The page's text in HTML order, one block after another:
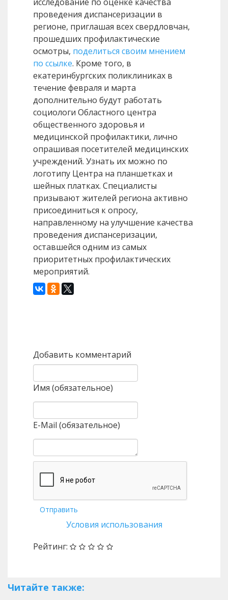
исследование по оценке качества
проведения диспансеризации в
регионе, приглашая всех свердловчан,
прошедших профилактические
осмотры, поделиться своим мнением
по ссылке. Кроме того, в
екатеринбургских поликлиниках в
течение февраля и марта
дополнительно будут работать
социологи Областного центра
общественного здоровья и
медицинской профилактики, лично
опрашивая посетителей медицинских
учреждений. Узнать их можно по
логотипу Центра на планшетках и
шейных платках. Специалисты
призывают жителей региона активно
присоединиться к опросу,
направленному на улучшение качества
проведения диспансеризации,
оставшейся одним из самых
приоритетных профилактических
мероприятий.
Добавить комментарий
Имя (обязательное)
E-Mail (обязательное)
Отправить
Условия использования
Рейтинг:
Читайте также: